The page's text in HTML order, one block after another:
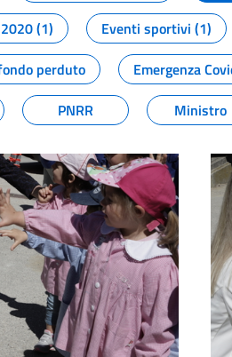
(1) Eventi sportivi (1)
perduto Emergenza
PNRR Ministro